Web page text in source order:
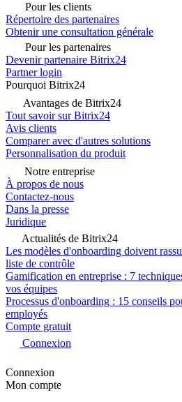
Pour les clients
Répertoire des partenaires
Obtenir une consultation générale
Pour les partenaires
Devenir partenaire Bitrix24
Partner login
Pourquoi Bitrix24
Avantages de Bitrix24
Tout savoir sur Bitrix24
Avis clients
Comparer avec d'autres solutions
Personnalisation du produit
Notre entreprise
À propos de nous
Contactez-nous
Dans la presse
Juridique
Actualités de Bitrix24
Les modèles d'onboarding doivent
liste de contrôle
Gamification en entreprise : 7
vos équipes
Processus d'onboarding : 15 conseils
employés
Compte gratuit
Connexion
Connexion
Mon compte